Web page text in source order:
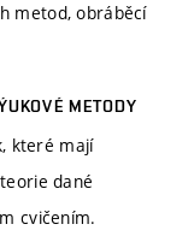
metod, obráběcí
METODY
které mají
dané
cvičením.